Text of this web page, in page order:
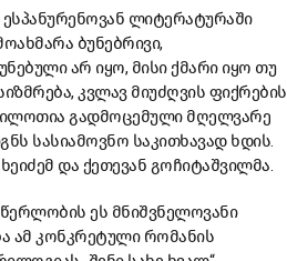
ლიტერატურაში
ბუნებრივი,
არ იყო, მისი ქმარი იყო თუ
კვლავ მიუძღვის ფიქრების
გადმოცემული მღელვარე
სასიამოვნო საკითხავად ხდის.
და ქეთევან გოჩიტაშვილმა.
ეს მნიშვნელოვანი
ამ კონკრეტული რომანის